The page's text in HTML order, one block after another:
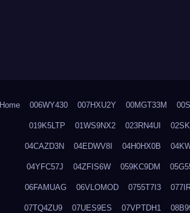
Home 006WY430 007HXU2Y 00MGT33M
019K5LTP 01WS9NX2 023RN4UI
04CAZD3N 04EDWV8I 04H0HX0B
04YFC57J 04ZFIS6W 059KC9DM
06FAMUAG 06VLOMOD 0755T7I3
07TQ4ZU9 07UES9ES 07VPTDH1